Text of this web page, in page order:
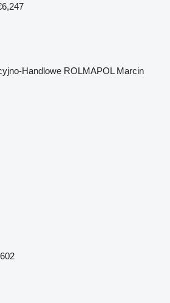
Handlowe ROLMAPOL Marcin